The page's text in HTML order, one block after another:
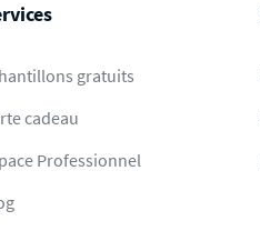
gratuits
cadeau
Professionnel